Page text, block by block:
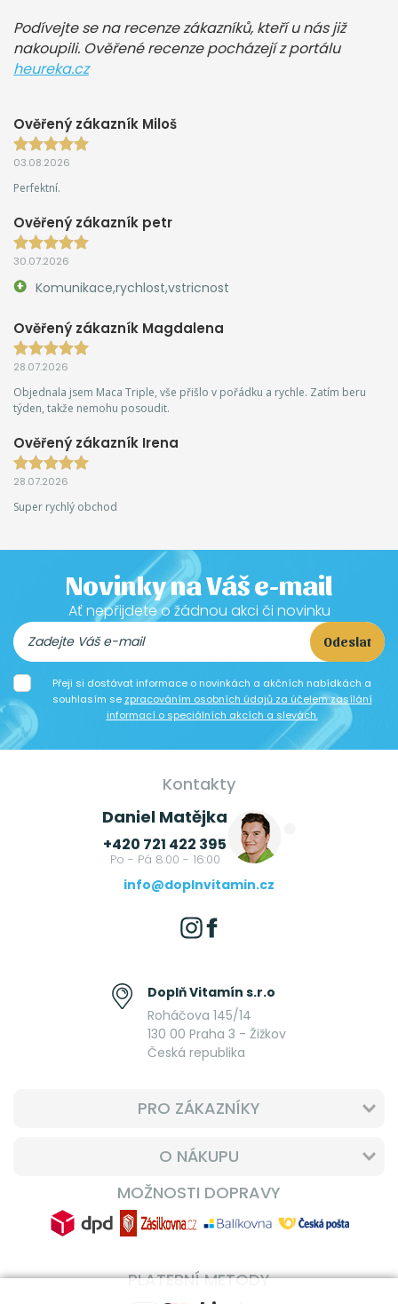
Podívejte se na recenze zákazníků, kteří u nás již
nakoupili. Ověřené recenze pocházejí z portálu
heureka.cz
Ověřený zákazník Miloš
03.08.2026
Perfektní.
Ověřený zákazník petr
30.07.2026
Komunikace,rychlost,vstricnost
Ověřený zákazník Magdalena
28.07.2026
Objednala jsem Maca Triple, vše přišlo v pořádku a rychle. Zatím beru
týden, takže nemohu posoudit.
Ověřený zákazník Irena
28.07.2026
Super rychlý obchod
Novinky na Váš e-mail
Ať nepřijdete o žádnou akci či novinku
Odeslat
Přeji si dostávat informace o novinkách a akčních nabídkách a
souhlasím se zpracováním osobních údajů za účelem zasílání
informací o speciálních akcích a slevách.
Kontakty
Daniel Matějka
+420 721 422 395
Po - Pá 8:00 - 16:00
info@doplnvitamin.cz
Doplň Vitamín s.r.o
Roháčova 145/14
130 00 Praha 3 - Žižkov
Česká republika
PRO ZÁKAZNÍKY
O NÁKUPU
MOŽNOSTI DOPRAVY
PLATEBNÍ METODY